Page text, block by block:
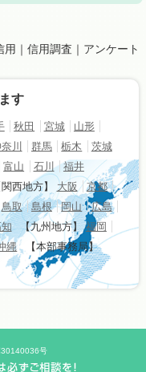
｜信用調査｜アンケート
す
秋田 宮城
山形
川 群馬 栃木
茨城
富山 石川
福井
関西地方】 大阪
京都
鳥取 島根 岡山
広島
【九州地方】 福岡
縄
【本部事務局】
30140036号